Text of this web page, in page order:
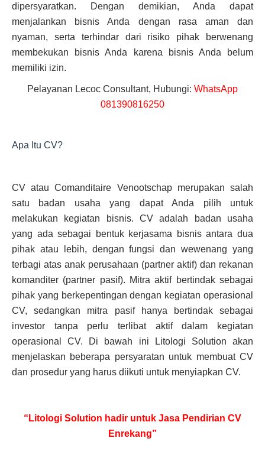
dipersyaratkan. Dengan demikian, Anda dapat
menjalankan bisnis Anda dengan rasa aman dan
nyaman, serta terhindar dari risiko pihak berwenang
membekukan bisnis Anda karena bisnis Anda belum
memiliki izin.
Pelayanan Lecoc Consultant, Hubungi: WhatsApp
081390816250
Apa Itu CV?
CV atau Comanditaire Venootschap merupakan salah
satu badan usaha yang dapat Anda pilih untuk
melakukan kegiatan bisnis. CV adalah badan usaha
yang ada sebagai bentuk kerjasama bisnis antara dua
pihak atau lebih, dengan fungsi dan wewenang yang
terbagi atas anak perusahaan (partner aktif) dan rekanan
komanditer (partner pasif). Mitra aktif bertindak sebagai
pihak yang berkepentingan dengan kegiatan operasional
CV, sedangkan mitra pasif hanya bertindak sebagai
investor tanpa perlu terlibat aktif dalam kegiatan
operasional CV. Di bawah ini Litologi Solution akan
menjelaskan beberapa persyaratan untuk membuat CV
dan prosedur yang harus diikuti untuk menyiapkan CV.
“Litologi Solution hadir untuk Jasa Pendirian CV
Enrekang”